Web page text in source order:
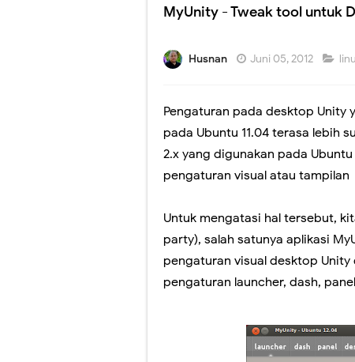
Yuk Ikuti
Jangan lewatkan!
Yuk! Simak Cara
Panduan
Ada yang
Video Penjelasan
Sosialisasi
Fitur Baru
MyUnity - Tweak tool untuk
Husnan Juni 05, 2012
Pengaturan pada desktop Unity
pada Ubuntu 11.04 terasa lebih
2.x yang digunakan pada
pengaturan visual atau tampilan
Untuk mengatasi hal tersebut,
party), salah satunya aplikasi
pengaturan visual desktop
pengaturan launcher, dash,